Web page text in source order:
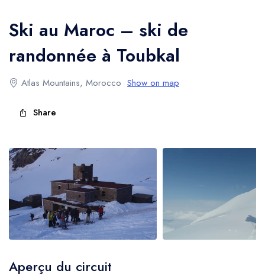
Ski au Maroc – ski de
randonnée à Toubkal
Atlas Mountains, Morocco Show on map
Share
Aperçu du circuit